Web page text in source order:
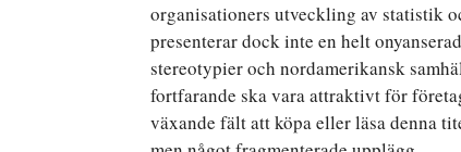
organisationers utveckling av statistik
presenterar dock inte en helt
stereotypier och nordamerikansk
fortfarande ska vara attraktivt för
växande fält att köpa eller läsa denna